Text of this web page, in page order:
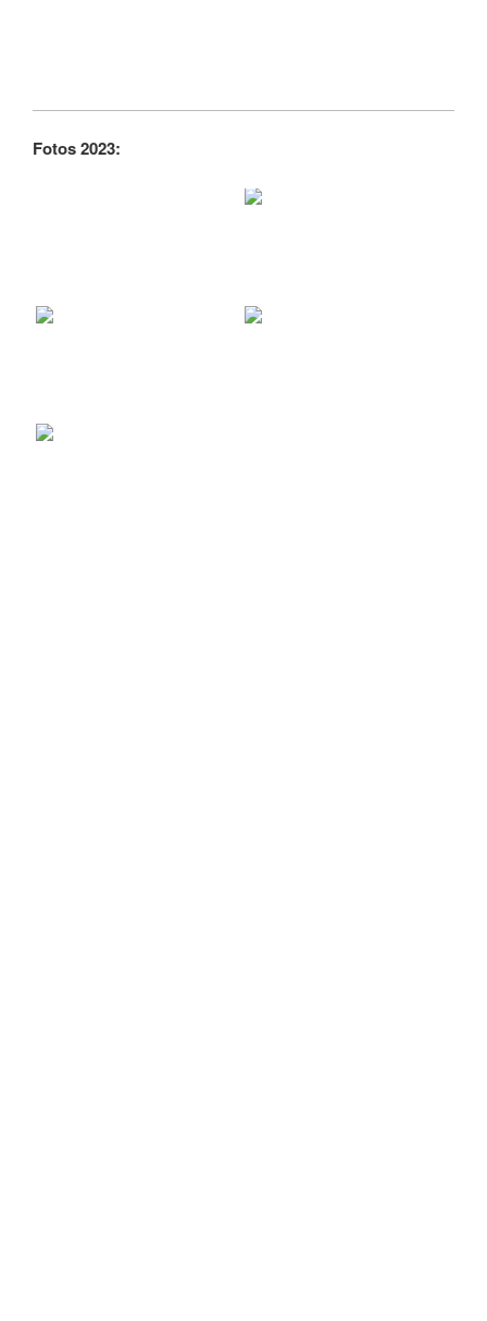
Fotos 2023: